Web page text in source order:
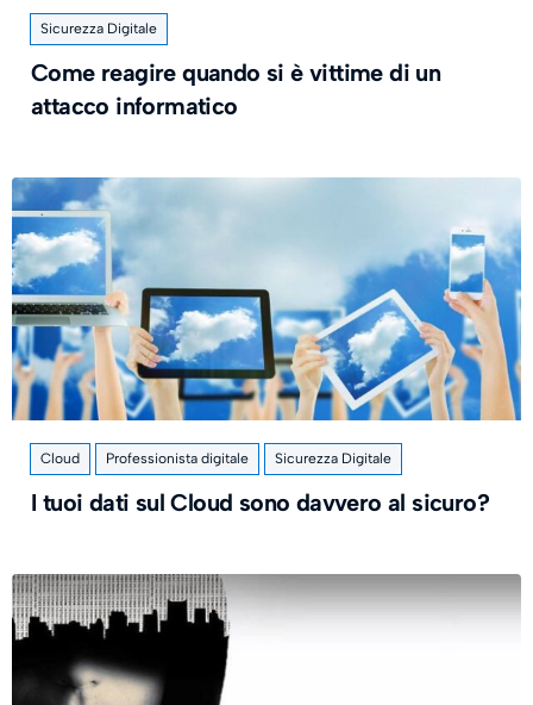
Sicurezza Digitale
Come reagire quando si è vittime di un
attacco informatico
Cloud Professionista digitale Sicurezza Digitale
I tuoi dati sul Cloud sono davvero al sicuro?